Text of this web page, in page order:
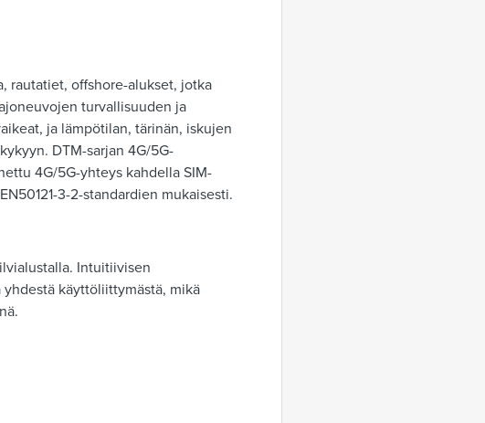
rautatiet, offshore-alukset, jotka
turvallisuuden ja
ja lämpötilan, tärinän, iskujen
DTM-sarjan 4G/5G-
4G/5G-yhteys kahdella SIM-
3-2-standardien mukaisesti.
Intuitiivisen
käyttöliittymästä, mikä